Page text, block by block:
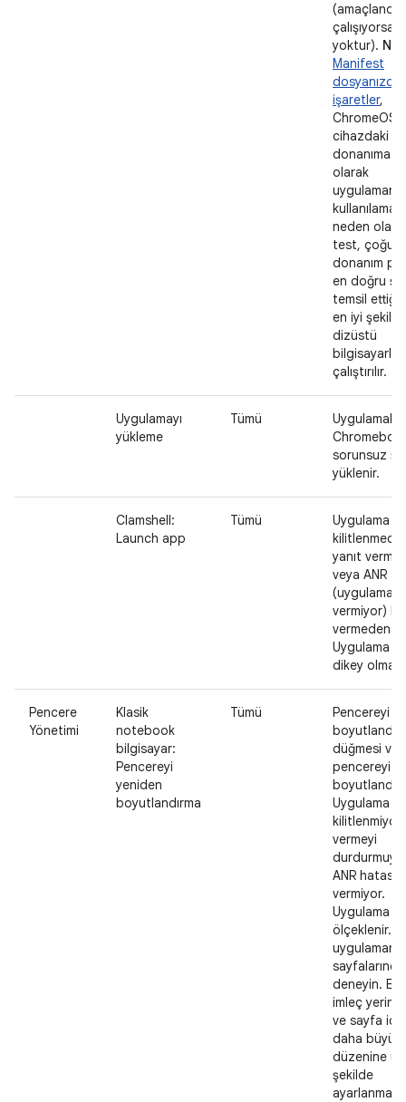
çalışıyorsa
yoktur).
Manifest
işaretler,
ChromeOS
cihazdaki
donanıma
olarak
uygulamanın
neden
test, çoğu
donanım
en doğru
temsil
en iyi şekilde
dizüstü
çalıştırılır.
Uygulamayı
yükleme
Tümü
Uygulamalar,
sorunsuz
yüklenir.
Clamshell:
Launch app
Tümü
Uygulama
yanıt
veya ANR
(uygulama
vermiyor)
vermeden
Uygulama
dikey
Pencere
Yönetimi
Klasik
notebook
bilgisayar:
Pencereyi
yeniden
boyutlandırma
Tümü
Pencereyi
düğmesi
pencereyi
Uygulama
kilitlenmiyor,
vermeyi
ANR hatası
vermiyor.
Uygulama
ölçeklenir.
sayfalarında
deneyin.
imleç
ve sayfa
daha büyük
düzenine
şekilde
ayarlanması